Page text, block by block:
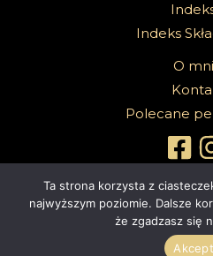
Indeks
O
Polecane
Copyright 2026 @Sabbath Of
4ec.eu - strony www i
Ta strona korzysta z
najwyższym poziomie. Dalsze
że zgadzasz się